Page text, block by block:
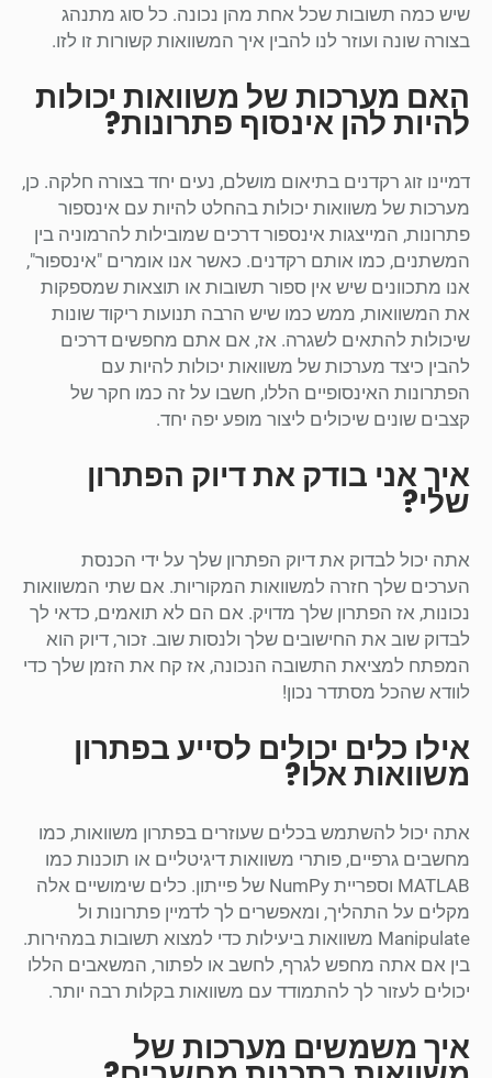
שיש כמה תשובות שכל אחת מהן נכונה. כל סוג מתנהג
בצורה שונה ועוזר לנו להבין איך המשוואות קשורות זו לזו.
האם מערכות של משוואות יכולות
להיות להן אינסוף פתרונות?
דמיינו זוג רקדנים בתיאום מושלם, נעים יחד בצורה חלקה. כן,
מערכות של משוואות יכולות בהחלט להיות עם אינספור
פתרונות, המייצגות אינספור דרכים שמובילות להרמוניה בין
המשתנים, כמו אותם רקדנים. כאשר אנו אומרים "אינספור",
אנו מתכוונים שיש אין ספור תשובות או תוצאות שמספקות
את המשוואות, ממש כמו שיש הרבה תנועות ריקוד שונות
שיכולות להתאים לשגרה. אז, אם אתם מחפשים דרכים
להבין כיצד מערכות של משוואות יכולות להיות עם
הפתרונות האינסופיים הללו, חשבו על זה כמו חקר של
קצבים שונים שיכולים ליצור מופע יפה יחד.
איך אני בודק את דיוק הפתרון
שלי?
אתה יכול לבדוק את דיוק הפתרון שלך על ידי הכנסת
הערכים שלך חזרה למשוואות המקוריות. אם שתי המשוואות
נכונות, אז הפתרון שלך מדויק. אם הם לא תואמים, כדאי לך
לבדוק שוב את החישובים שלך ולנסות שוב. זכור, דיוק הוא
המפתח למציאת התשובה הנכונה, אז קח את הזמן שלך כדי
לוודא שהכל מסתדר נכון!
אילו כלים יכולים לסייע בפתרון
משוואות אלו?
אתה יכול להשתמש בכלים שעוזרים בפתרון משוואות, כמו
מחשבים גרפיים, פותרי משוואות דיגיטליים או תוכנות כמו
MATLAB וספריית NumPy של פייתון. כלים שימושיים אלה
מקלים על התהליך, ומאפשרים לך לדמיין פתרונות ול
Manipulate משוואות ביעילות כדי למצוא תשובות במהירות.
בין אם אתה מחפש לגרף, לחשב או לפתור, המשאבים הללו
יכולים לעזור לך להתמודד עם משוואות בקלות רבה יותר.
איך משמשים מערכות של